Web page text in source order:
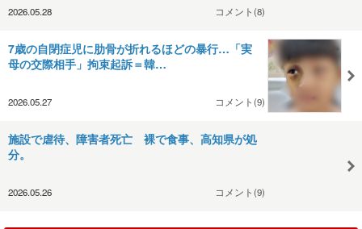
2026.05.28 コメント(8)
7歳の自閉症児に肋骨が折れるほどの暴行…「実
母の交際相手」拘束起訴＝韓…
2026.05.27 コメント(9)
施設で虐待、障害者死亡 裸で食事、高知県が処
分。
2026.05.26 コメント(9)